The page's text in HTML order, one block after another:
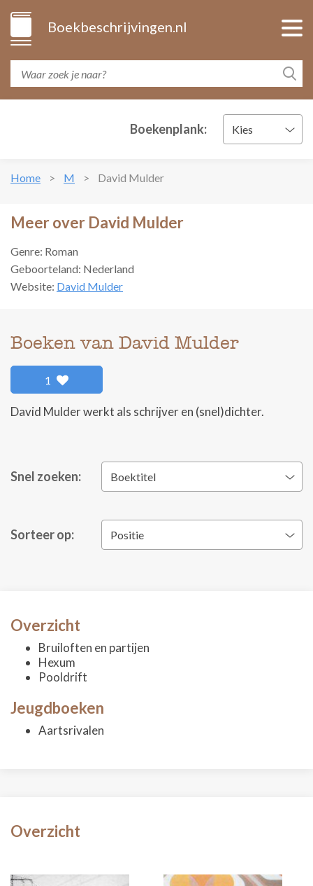
Boekbeschrijvingen.nl
Boekenplank: Kies
Home M David Mulder
Meer over David Mulder
Genre: Roman
Geboorteland: Nederland
Website: David Mulder
Boeken van David Mulder
1
David Mulder werkt als schrijver en (snel)dichter.
Snel zoeken: Boektitel
Sorteer op: Positie
Overzicht
Bruiloften en partijen
Hexum
Pooldrift
Jeugdboeken
Aartsrivalen
Overzicht